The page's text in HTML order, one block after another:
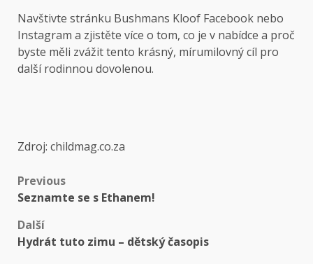
Navštivte stránku Bushmans Kloof Facebook nebo
Instagram a zjistěte více o tom, co je v nabídce a proč
byste měli zvážit tento krásný, mírumilovný cíl pro
další rodinnou dovolenou.
Zdroj: childmag.co.za
Previous
Seznamte se s Ethanem!
Další
Hydrát tuto zimu – dětský časopis